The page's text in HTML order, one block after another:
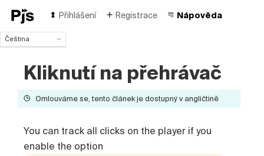
Přihlášení Registrace Nápověda
Čeština
English
Español
Deutsch
Italiano
Kliknutí na přehrávač
Omlouváme se, tento článek je dostupný v angličtině
You can track all clicks on the player if you
enable the option